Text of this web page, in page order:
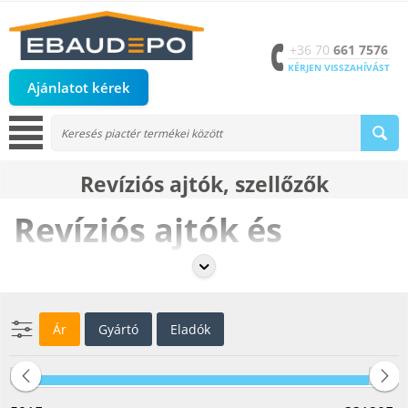
Ajánlatot kérek
+36 70 661 7576
KÉRJEN VISSZAHÍVÁST
Revíziós ajtók, szellőzők
Revíziós ajtók és
modern épületben, amelyek lehetővé teszik a könnyű hozzáférést a
falba szerelt csövekhez, vezetékekhez és gépészeti rendszerekhez. Az
eBaudepo.hukínálatában megtalálhatók a különböző típusú revíziós
ajtók és szellőzők, amelyek egyszerre biztosítanak tartósságot,
funkcionalitást és esztétikus megjelenést.
Könnyű hozzáférés a rejtett
Ár Gyártó Eladók